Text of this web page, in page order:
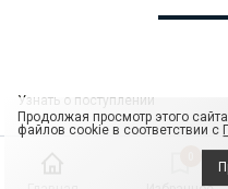
Узнать о поступлении
Продолжая просмотр этого
файлов cookie в соответствии с